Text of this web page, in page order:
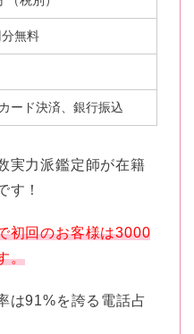
無料
ード決済、銀行振込
実力派鑑定師が在籍
す！
初回のお客様は3000
。
は91%を誇る電話占